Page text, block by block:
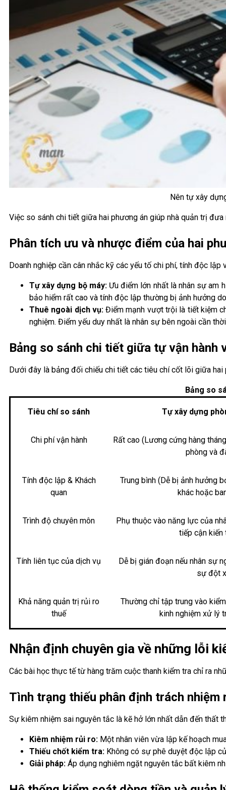
Nên tự xây
Việc so sánh chi tiết giữa hai phương án giúp nhà quản trị
Phân tích ưu và nhược điểm của hai
Doanh nghiệp cần cân nhắc kỹ các yếu tố chi phí, tính độc lập
Tự xây dựng bộ máy:Ưu điểm lớn nhất là nhân sự am
bảo hiểm rất cao và tính độc lập thường bị ảnh hưởng
Thuê ngoài dịch vụ:Điểm mạnh vượt trội là tiết kiệm
nghiệm. Điểm yếu duy nhất là nhân sự bên ngoài cần
Bảng so sánh chi tiết giữa tự vận hành
Dưới đây là bảng đối chiếu chi tiết các tiêu chí cốt lõi giữa hai
Bảng so
Tiêu chí so sánh Tự xây dựng
Chi phí vận hành
Rất cao (Lương cứng hàng
phòng và
Tính độc lập & Khách
quan
Trung bình (Dễ bị ảnh hưởng
khác hoặc
Trình độ chuyên môn
Phụ thuộc vào năng lực của
tiếp cận kiến
Tính liên tục của dịch vụ
Dễ bị gián đoạn nếu nhân sự
sự đột
Khả năng quản trị rủi ro
thuế
Thường chỉ tập trung vào
kinh nghiệm xử lý
Nhận định chuyên gia về những lỗi
Các bài học thực tế từ hàng trăm cuộc thanh kiểm tra chỉ ra
Tình trạng thiếu phân định trách nhiệm
Sự kiêm nhiệm sai nguyên tắc là kẽ hở lớn nhất dẫn đến thất
Kiêm nhiệm rủi ro: Một nhân viên vừa lập kế hoạch
Thiếu chốt kiểm tra: Không có sự phê duyệt độc lập
Giải pháp: Áp dụng nghiêm ngặt nguyên tắc bất kiêm